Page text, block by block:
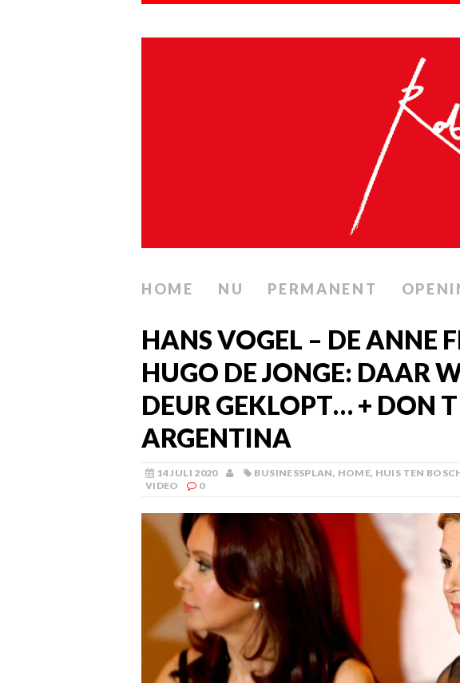
HOME NU PERMANENT
HANS VOGEL – DE ANNE
HUGO DE JONGE: DAAR
DEUR GEKLOPT… + DON T
ARGENTINA
14 JULI 2020 BUSINESSPLAN, HOME, HUIS TEN
VIDEO
0